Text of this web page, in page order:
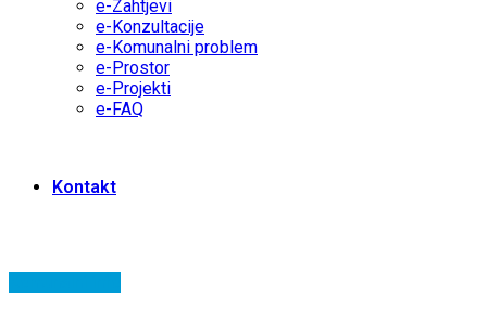
e-Zahtjevi
e-Konzultacije
e-Komunalni problem
e-Prostor
e-Projekti
e-FAQ
Kontakt